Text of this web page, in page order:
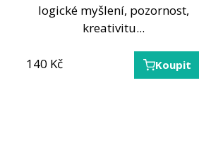
logické myšlení, pozornost,
kreativitu...
140 Kč Koupit
20Kč Koupit